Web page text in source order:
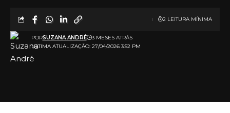
ULTIMA ATUALIZAÇÃO: 27/04/2026 3:52 PM
PORSUZANA ANDRÉ 3 MESES ATRÁS
2 LEITURA MÍNIMA